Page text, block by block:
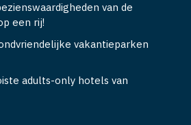
van de
een rij!
vakantieparken
adults-only hotels van